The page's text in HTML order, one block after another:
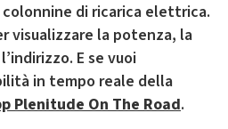
di ricarica elettrica.
visualizzare la potenza, la
E se vuoi
in tempo reale della
Plenitude On The Road.